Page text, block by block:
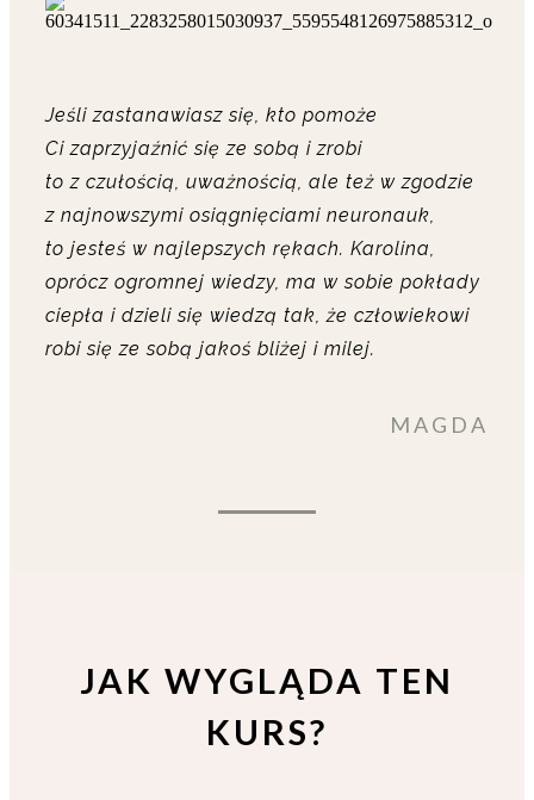
Jeśli zastanawiasz się, kto pomoże
Ci zaprzyjaźnić się ze sobą i zrobi
to z czułością, uważnością, ale też w zgodzie
z najnowszymi osiągnięciami neuronauk,
to jesteś w najlepszych rękach. Karolina,
oprócz ogromnej wiedzy, ma w sobie pokłady
ciepła i dzieli się wiedzą tak, że człowiekowi
robi się ze sobą jakoś bliżej i milej.
MAGDA
JAK WYGLĄDA TEN
KURS?